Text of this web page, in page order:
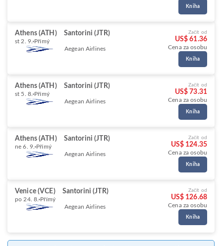
Kniha
Athens (ATH) Santorini (JTR)
st 2. 9. Přímý
Aegean Airlines
Začít od
US$ 61.36
Cena za osobu
Kniha
Athens (ATH) Santorini (JTR)
st 5. 8. Přímý
Aegean Airlines
Začít od
US$ 73.31
Cena za osobu
Kniha
Athens (ATH) Santorini (JTR)
ne 6. 9. Přímý
Aegean Airlines
Začít od
US$ 124.35
Cena za osobu
Kniha
Venice (VCE) Santorini (JTR)
po 24. 8. Přímý
Aegean Airlines
Začít od
US$ 126.68
Cena za osobu
Kniha